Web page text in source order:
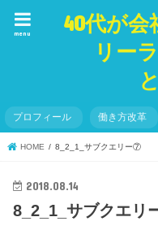
40代が会
リー
menu
プロフィール 働き方改革
HOME 8_2_1_サブクエリー⑦
2018.08.14
8_2_1_サブクエリ